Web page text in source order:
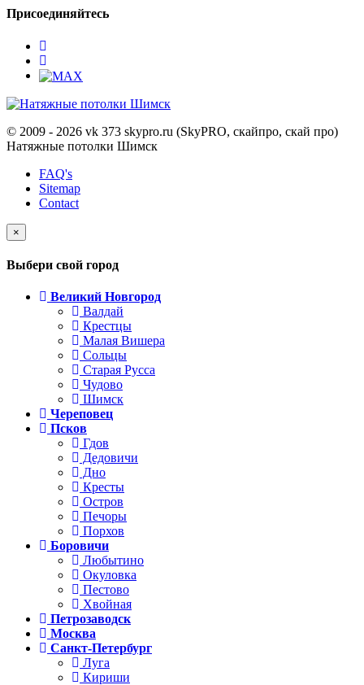
Присоединяйтесь
© 2009 - 2026 vk 373 skypro.ru (SkyPRO, скайпро, скай про)
Натяжные потолки Шимск
FAQ's
Sitemap
Contact
×
Выбери свой город
Великий Новгород
Валдай
Крестцы
Малая Вишера
Сольцы
Старая Русса
Чудово
Шимск
Череповец
Псков
Гдов
Дедовичи
Дно
Кресты
Остров
Печоры
Порхов
Боровичи
Любытино
Окуловка
Пестово
Хвойная
Петрозаводск
Москва
Санкт-Петербург
Луга
Кириши